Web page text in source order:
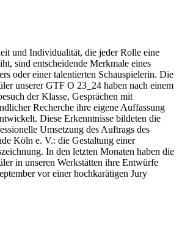
und Individualität, die jeder Rolle eine
sind entscheidende Merkmale eines
oder einer talentierten Schauspielerin. Die
unserer GTF O 23_24 haben nach einem
der Klasse, Gesprächen mit
Recherche ihre eigene Auffassung
Diese Erkenntnisse bildeten die
Umsetzung des Auftrags des
Köln e. V.: die Gestaltung einer
In den letzten Monaten haben die
in unseren Werkstätten ihre Entwürfe
vor einer hochkarätigen Jury